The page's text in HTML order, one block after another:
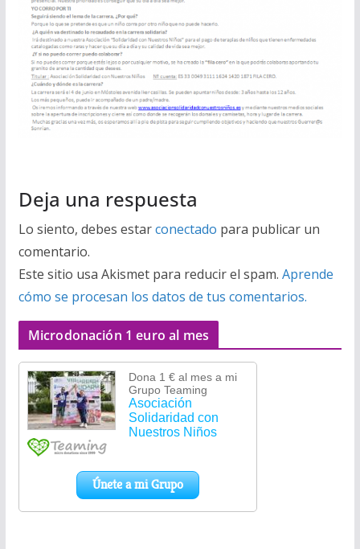
Deja una respuesta
Lo siento, debes estarconectado para publicar un
comentario.
Este sitio usa Akismet para reducir el spam. Aprende
cómo se procesan los datos de tus comentarios.
Microdonación 1 euro al mes